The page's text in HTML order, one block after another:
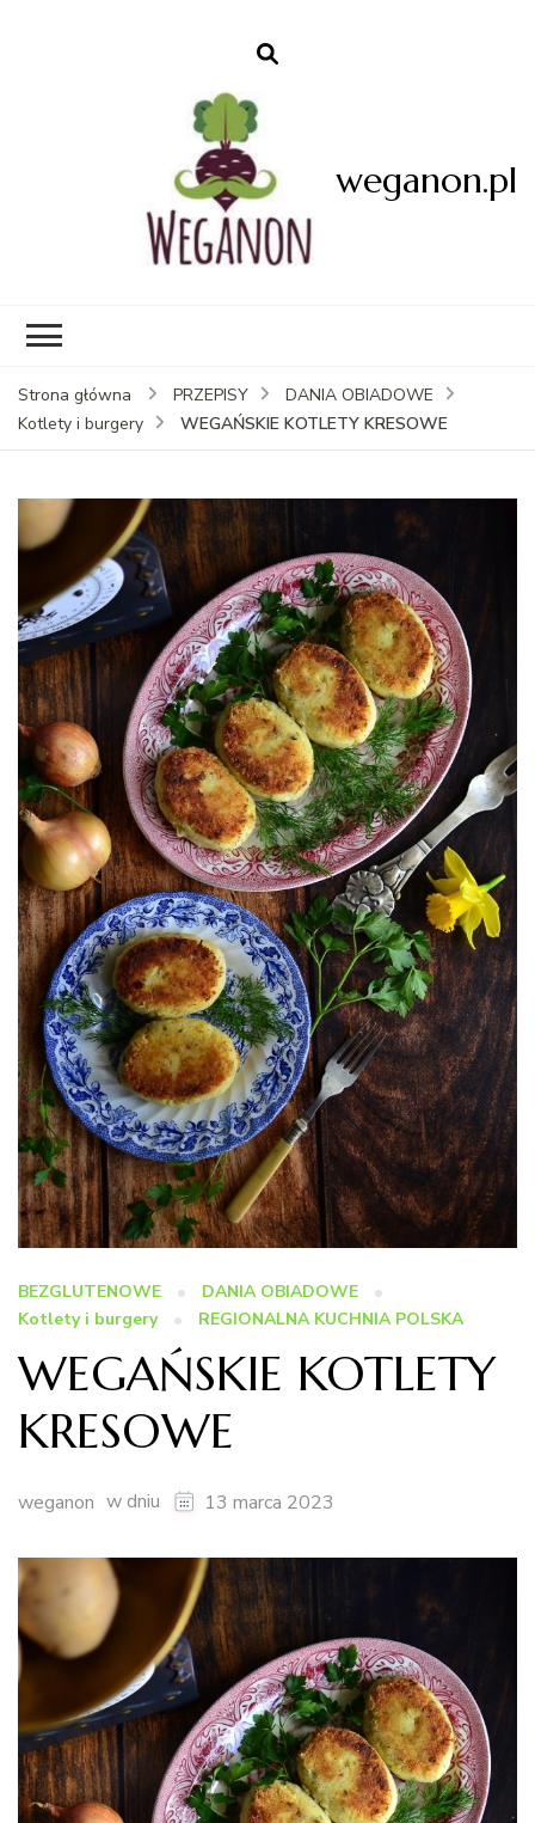
weganon.pl
Strona główna PRZEPISY
DANIA OBIADOWE
Kotlety i burgery
WEGAŃSKIE KOTLETY KRESOWE
BEZGLUTENOWE
DANIA OBIADOWE
Kotlety i burgery
REGIONALNA KUCHNIA POLSKA
WEGAŃSKIE KOTLETY
KRESOWE
weganon w dniu 13 marca 2023